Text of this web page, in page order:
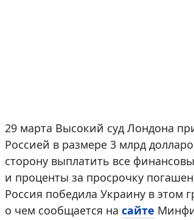
29 марта Высокий суд Лондона
Россией в размере 3 млрд
сторону выплатить все
и проценты за просрочку
Россия победила Украину в этом
о чем сообщается на сайте